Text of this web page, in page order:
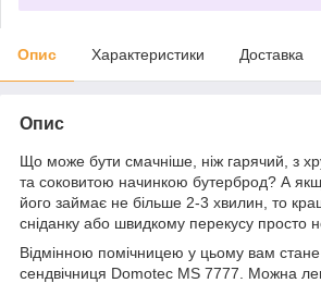
Опис Характеристики Доставка
Опис
Що може бути смачніше, ніж гарячий, з
та соковитою начинкою бутерброд? А
його займає не більше 2-3 хвилин, то
сніданку або швидкому перекусу просто
Відмінною помічницею у цьому вам
сендвічниця Domotec MS 7777. Можна